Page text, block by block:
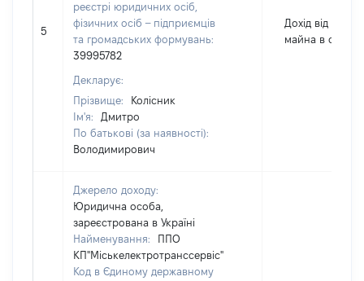
5
реєстрі юридичних осіб,
фізичних осіб – підприємців
та громадських формувань:
39995782
Декларує:
Прізвище:
Колісник
Ім'я:
Дмитро
По батькові (за наявності):
Володимирович
Дохід від
майна в оренду
Джерело доходу:
Юридична особа,
зареєстрована в Україні
Найменування:
ППО
КП"Міськелектротранссервіс"
Код в Єдиному державному